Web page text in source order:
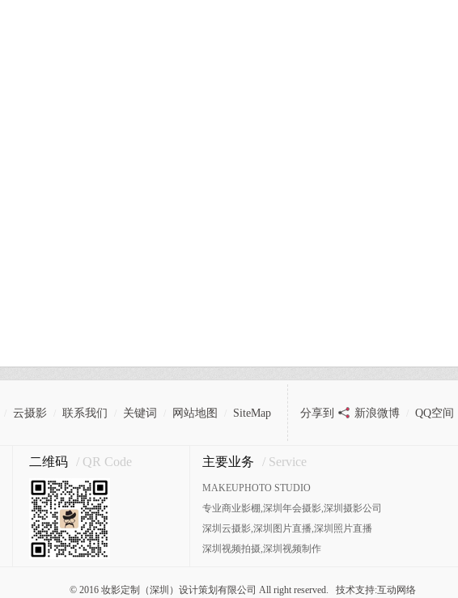
云摄影 联系我们 关键词 网站地图 SiteMap 分享到 新浪微博 QQ空间
二维码 / QR Code 主要业务 / Service
MAKEUPHOTO STUDIO
专业商业影棚,深圳年会摄影,深圳摄影公司
深圳云摄影,深圳图片直播,深圳照片直播
深圳视频拍摄,深圳视频制作
© 2016 妆影定制（深圳）设计策划有限公司 All right reserved. 技术支持:互动网络